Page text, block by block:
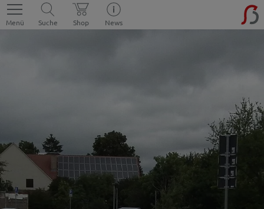
Menü Suche Shop News